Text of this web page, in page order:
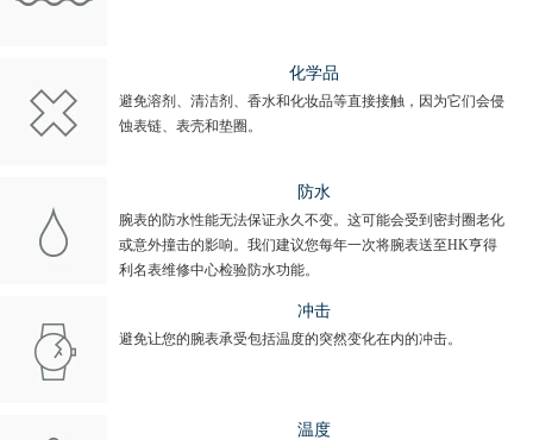
化学品
避免溶剂、清洁剂、香水和化妆品等直接接触，因为它们会侵
蚀表链、表壳和垫圈。
防水
腕表的防水性能无法保证永久不变。这可能会受到密封圈老化
或意外撞击的影响。我们建议您每年一次将腕表送至HK亨得
利名表维修中心检验防水功能。
冲击
避免让您的腕表承受包括温度的突然变化在内的冲击。
温度